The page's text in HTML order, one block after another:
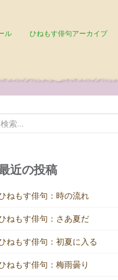
ル ひねもす俳句アーカイブ
検
近の投稿
ねもす俳句：時の流れ
ねもす俳句：さあ夏だ
ねもす俳句：初夏に入る
ねもす俳句：梅雨曇り